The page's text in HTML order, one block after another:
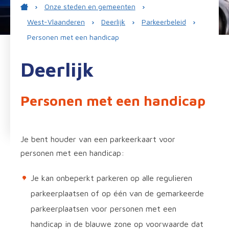
› Onze steden en gemeenten
›
West-Vlaanderen
› Deerlijk › Parkeerbeleid
›
Personen met een handicap
Deerlijk
Personen met een handicap
Je bent houder van een parkeerkaart voor
personen met een handicap:
Je kan onbeperkt parkeren op alle regulieren
parkeerplaatsen of op één van de gemarkeerde
parkeerplaatsen voor personen met een
handicap in de blauwe zone op voorwaarde dat